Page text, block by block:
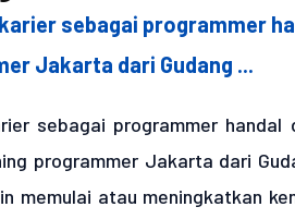
sebagai programmer
Jakarta dari Gudang ...
sebagai programmer
programmer Jakarta dari
memulai atau meningkatkan